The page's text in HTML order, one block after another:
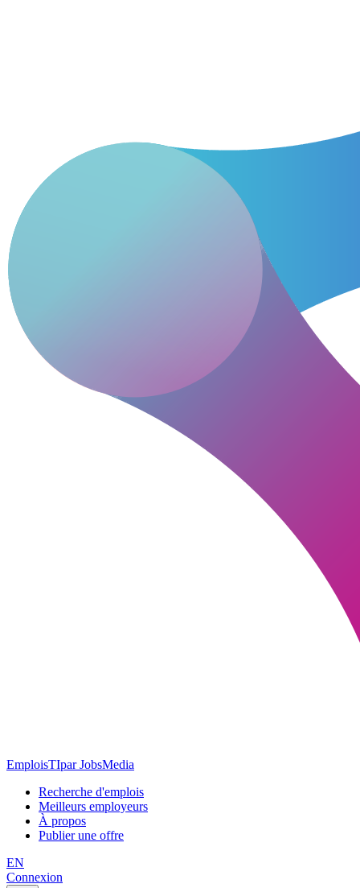
EmploisTIpar JobsMedia
Recherche d'emplois
Meilleurs employeurs
À propos
Publier une offre
EN
Connexion